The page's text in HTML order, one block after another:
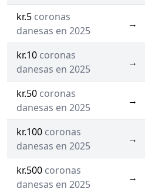
kr.5 coronas
danesas en 2025
→
kr.10 coronas
danesas en 2025
→
kr.50 coronas
danesas en 2025
→
kr.100 coronas
danesas en 2025
→
kr.500 coronas
danesas en 2025
→